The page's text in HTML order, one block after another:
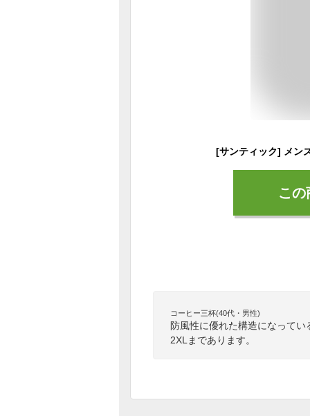
こ
コーヒー三杯(40代・男性)
防風性に優れた構造になって
2XLまであります。